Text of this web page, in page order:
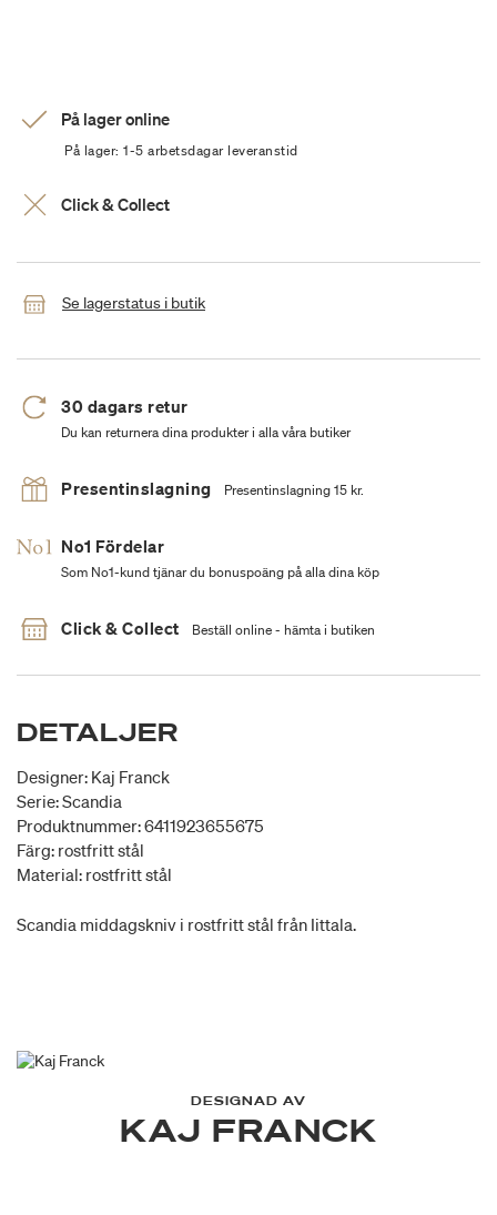
På lager online
På lager: 1-5 arbetsdagar leveranstid
Click & Collect
Se lagerstatus i butik
30 dagars retur
Du kan returnera dina produkter i alla våra butiker
Presentinslagning Presentinslagning 15 kr.
No1 Fördelar
Som No1-kund tjänar du bonuspoäng på alla dina köp
Click & Collect Beställ online - hämta i butiken
DETALJER
Designer: Kaj Franck
Serie: Scandia
Produktnummer: 6411923655675
Färg: rostfritt stål
Material: rostfritt stål
Scandia middagskniv i rostfritt stål från Iittala.
DESIGNAD AV
KAJ FRANCK